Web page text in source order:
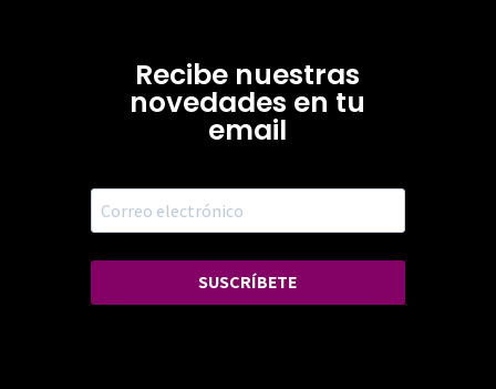
Recibe nuestras
novedades en tu
email
SUSCRÍBETE